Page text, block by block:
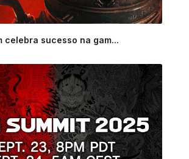
celebra sucesso na gam...